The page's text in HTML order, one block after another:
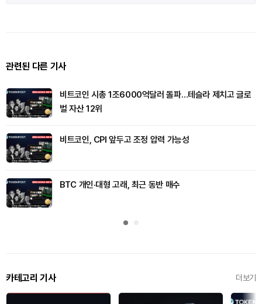
관련된 다른 기사
비트코인 시총 1조6000억달러 돌파…테슬라 제치고 글로
벌 자산 12위
비트코인, CPI 앞두고 조정 압력 가능성
BTC 개인·대형 고래, 최근 동반 매수
카테고리 기사 더보기